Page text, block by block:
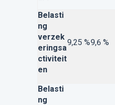
Belasti
ng
verzek
eringsa
ctiviteit
en
9,25 %9,6 %
Belasti
ng